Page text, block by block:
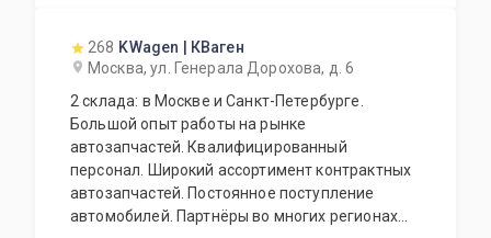
268 KWagen | КВаген
Москва, ул. Генерала Дорохова, д. 6
2 склада: в Москве и Санкт-Петербурге.
Большой опыт работы на рынке
автозапчастей. Квалифицированный
персонал. Широкий ассортимент контрактных
автозапчастей. Постоянное поступление
автомобилей. Партнёры во многих регионах